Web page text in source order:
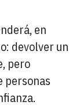
en
devolver un
pero
personas